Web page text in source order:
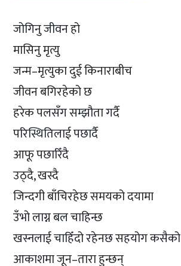
जोगिनु जीवन हो
मासिनु मृत्यु
जन्म–मृत्युका दुई किनाराबीच
जीवन बगिरहेको छ
हरेक पलसँग सम्झौता गर्दै
परिस्थितिलाई पछार्दै
आफू पछारिँदै
उठ्दै, खस्दै
जिन्दगी बाँचिरहेछ समयको दयामा
उँभो लाग्न बल चाहिन्छ
खस्नलाई चाहिँदो रहेनछ सहयोग कसैको
आकाशमा जून–तारा हुन्छन्